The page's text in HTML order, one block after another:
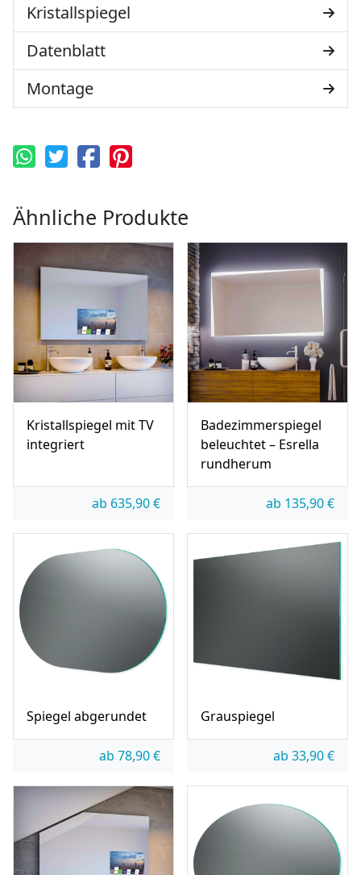
Kristallspiegel
Datenblatt
Montage
Ähnliche Produkte
Kristallspiegel mit TV
integriert
ab 635,90€
Badezimmerspiegel
beleuchtet – Esrella
rundherum
ab 135,90€
Spiegel abgerundet
ab 78,90€
Grauspiegel
ab 33,90€